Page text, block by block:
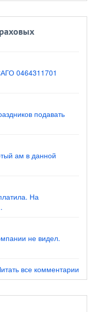
0464311701
подавать
ам в данной
На
не видел.
все комментарии